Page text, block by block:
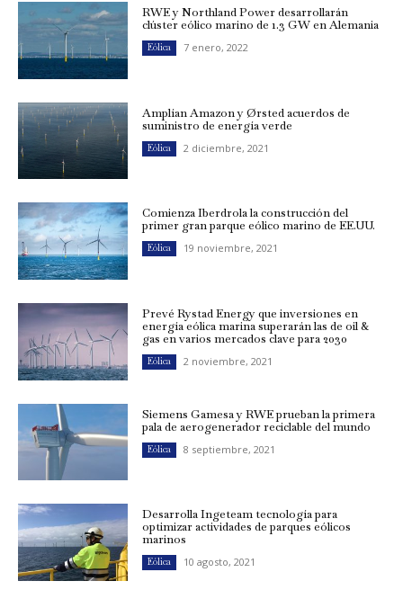
RWE y Northland Power desarrollarán
clúster eólico marino de 1.3 GW en Alemania
Eólica 7 enero, 2022
Amplían Amazon y Ørsted acuerdos de
suministro de energía verde
Eólica 2 diciembre, 2021
Comienza Iberdrola la construcción del
primer gran parque eólico marino de EE.UU.
Eólica 19 noviembre, 2021
Prevé Rystad Energy que inversiones en
energía eólica marina superarán las de oil &
gas en varios mercados clave para 2030
Eólica 2 noviembre, 2021
Siemens Gamesa y RWE prueban la primera
pala de aerogenerador reciclable del mundo
Eólica 8 septiembre, 2021
Desarrolla Ingeteam tecnología para
optimizar actividades de parques eólicos
marinos
Eólica 10 agosto, 2021